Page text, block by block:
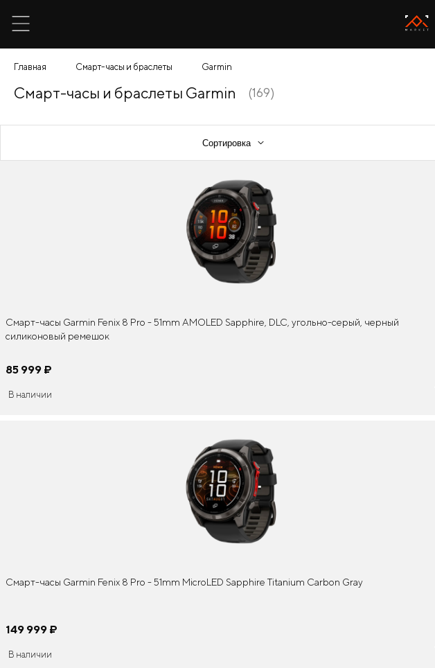
Главная Смарт-часы и браслеты Garmin
Смарт-часы и браслеты Garmin (169)
Смарт-часы Garmin Fenix 8 Pro - 51mm AMOLED Sapphire, DLC, угольно-серый, черный
силиконовый ремешок
85 999 ¤
В наличии
Смарт-часы Garmin Fenix 8 Pro - 51mm MicroLED Sapphire Titanium Carbon Gray
149 999 ¤
В наличии